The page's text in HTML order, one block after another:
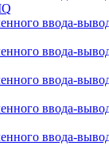
ввода-
ввода-
ввода-
ввода-
ввода-